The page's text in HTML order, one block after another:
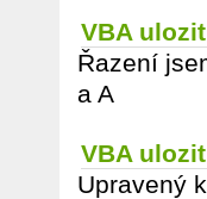
VBA
Řazení
a A
VBA
Upravený